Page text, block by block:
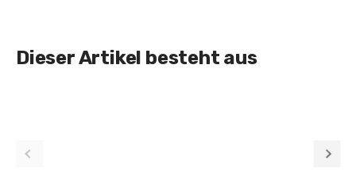
Dieser Artikel besteht aus